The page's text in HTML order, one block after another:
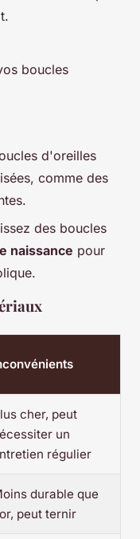
boucles
d'oreilles
comme des
des boucles
naissance pour
cher, peut
un
régulier
durable que
peut ternir